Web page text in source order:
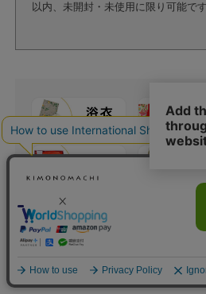
以内、未開封・未使用に限り可能です
レビュー